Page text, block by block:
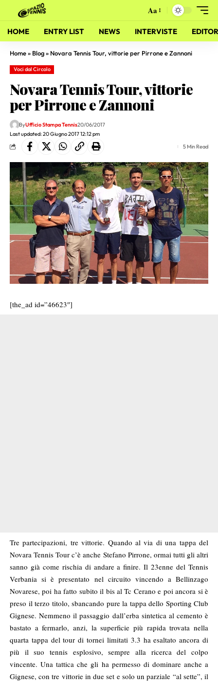
Aa
HOME ENTRY LIST NEWS INTERVISTE
Home» Blog» Novara Tennis Tour, vittorie per Pirrone e Zannoni
Voci dal Circolo
Novara Tennis Tour, vittorie
per Pirrone e Zannoni
Last updated: 20 Giugno 2017 12:12 pm
ByUfficio Stampa Tennis20/06/2017
5 Min Read
[the_ad id=”46623″]
Tre partecipazioni, tre vittorie. Quando al via di una tappa del
Novara Tennis Tour c’è anche Stefano Pirrone, ormai tutti gli altri
sanno già come rischia di andare a finire. Il 23enne del Tennis
Verbania si è presentato nel circuito vincendo a Bellinzago
Novarese, poi ha fatto subito il bis al Tc Cerano e poi ancora si è
preso il terzo titolo, sbancando pure la tappa dello Sporting Club
Gignese. Nemmeno il passaggio dall’erba sintetica al cemento è
bastato a fermarlo, anzi, la superficie più rapida trovata nella
quarta tappa del tour di tornei limitati 3.3 ha esaltato ancora di
più il suo tennis esplosivo, sempre alla ricerca del colpo
vincente. Una tattica che gli ha permesso di dominare anche a
Gignese, con tre vittorie in due set e solo un parziale “al sette”, il